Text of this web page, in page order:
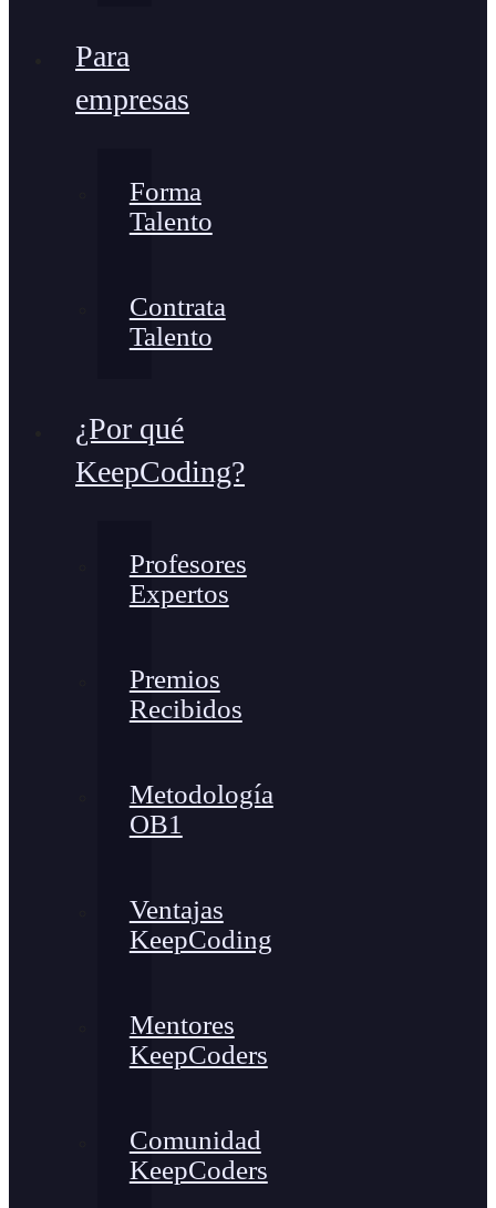
Para
empresas
Forma
Talento
Contrata
Talento
¿Por qué
KeepCoding?
Profesores
Expertos
Premios
Recibidos
Metodología
OB1
Ventajas
KeepCoding
Mentores
KeepCoders
Comunidad
KeepCoders